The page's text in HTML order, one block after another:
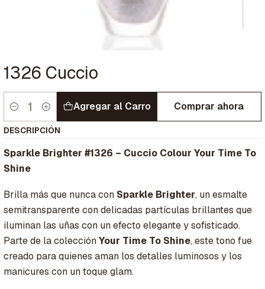
1326 Cuccio
Cantidad
Agregar al Carro Comprar ahora
DESCRIPCIÓN
Sparkle Brighter #1326 – Cuccio Colour Your Time To
Shine
Brilla más que nunca con Sparkle Brighter, un esmalte
semitransparente con delicadas partículas brillantes que
iluminan las uñas con un efecto elegante y sofisticado.
Parte de la colecciónYour Time To Shine, este tono fue
creado para quienes aman los detalles luminosos y los
manicures con un toque glam.